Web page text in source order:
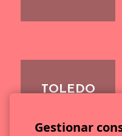
TOLEDO
Gestionar